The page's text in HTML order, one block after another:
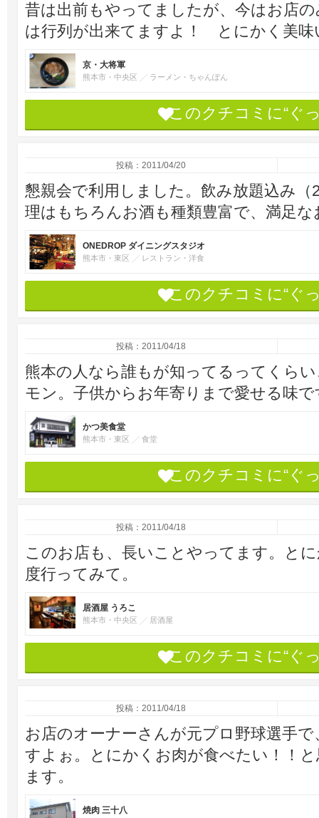
昔は出前もやってましたが、今はお店
は行列が出来てますよ！ とにかく美味
京・大将軍
熊本市・中央区 ラーメン・ちゃんぽん
このクチコミに“ぐ
投稿：2011/04/20
懇親会で利用しました。飲み放題込み
理はもちろんお酒も種類豊富で、満足
ONEDROP ダイニングスタジオ
熊本市・東区 レストラン・洋食
このクチコミに“ぐ
投稿：2011/04/18
熊本の人なら誰もが知ってるってくら
モン。子供からお年寄りまで愛せる味で
かつ美食堂
熊本市・東区 食堂
このクチコミに“ぐ
投稿：2011/04/18
このお店も、長いことやってます。と
度行ってみて。
居酒屋 うろこ
熊本市・中央区 居酒屋
このクチコミに“ぐ
投稿：2011/04/18
お店のオーナーさんが元プロ野球選手
すよぉ。とにかくお肉が食べたい！！
ます。
焼肉 三十八